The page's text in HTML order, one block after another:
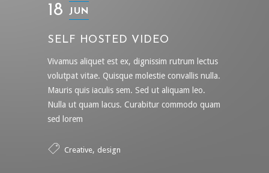
18 JUN
SELF HOSTED VIDEO
Vivamus aliquet est ex, dignissim rutrum lectus
volutpat vitae. Quisque molestie convallis nulla.
Mauris quis iaculis sem. Sed ut aliquam leo.
Nulla ut quam lacus. Curabitur commodo quam
sed lorem
Creative, design